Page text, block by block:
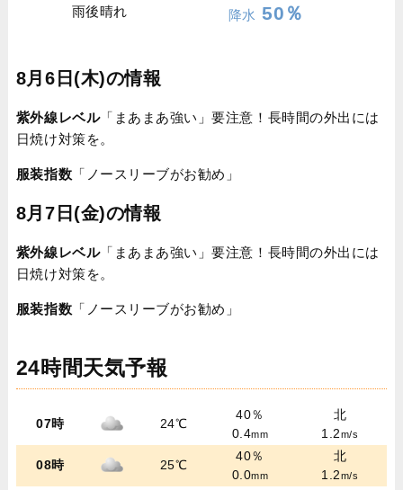
雨後晴れ 降水 50％
8月6日(木)の情報
紫外線レベル「まあまあ強い」要注意！長時間の外出には
日焼け対策を。
服装指数 「ノースリーブがお勧め」
8月7日(金)の情報
紫外線レベル「まあまあ強い」要注意！長時間の外出には
日焼け対策を。
服装指数 「ノースリーブがお勧め」
24時間天気予報
07時 24℃
40％
0.4mm
北
1.2m/s
08時 25℃
40％
0.0mm
北
1.2m/s